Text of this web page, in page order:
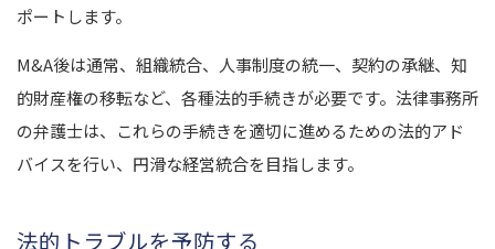
ポートします。
M&A後は通常、組織統合、人事制度の統一、契約の承継、知
的財産権の移転など、各種法的手続きが必要です。法律事務所
の弁護士は、これらの手続きを適切に進めるための法的アド
バイスを行い、円滑な経営統合を目指します。
法的トラブルを予防する